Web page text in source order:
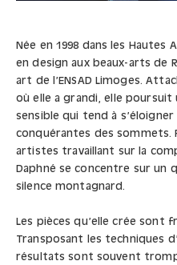
Née en 1998 dans les Hautes
en design aux beaux-arts de
art de l’ENSAD Limoges.
où elle a grandi, elle
sensible qui tend à
conquérantes des sommets.
artistes travaillant sur la
Daphné se concentre sur un
silence montagnard.
Les pièces qu’elle crée sont
Transposant les techniques
résultats sont souvent